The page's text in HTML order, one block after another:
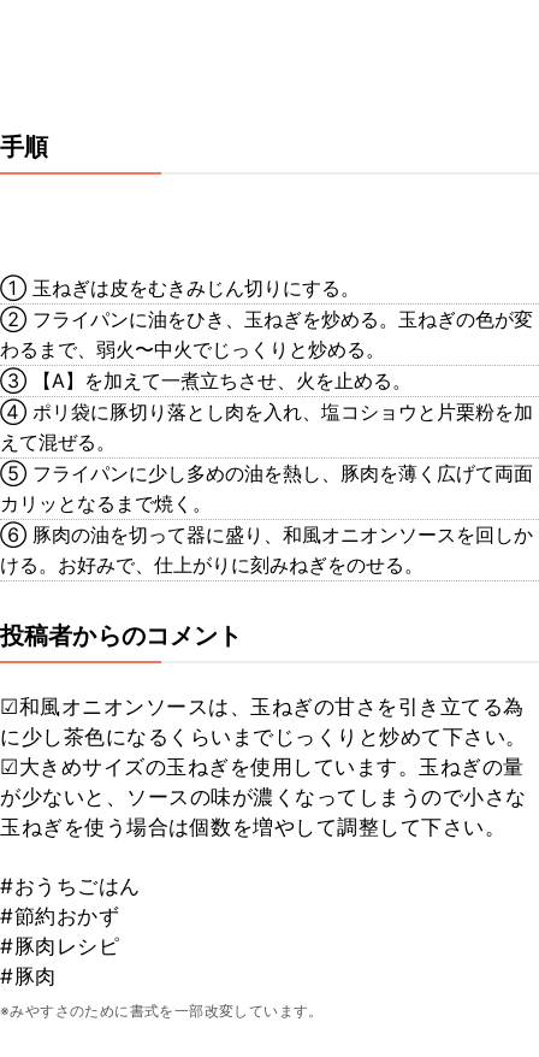
手順
① 玉ねぎは皮をむきみじん切りにする。
② フライパンに油をひき、玉ねぎを炒める。玉ねぎの色が変
わるまで、弱火〜中火でじっくりと炒める。
③ 【A】を加えて一煮立ちさせ、火を止める。
④ ポリ袋に豚切り落とし肉を入れ、塩コショウと片栗粉を加
えて混ぜる。
⑤ フライパンに少し多めの油を熱し、豚肉を薄く広げて両面
カリッとなるまで焼く。
⑥ 豚肉の油を切って器に盛り、和風オニオンソースを回しか
ける。お好みで、仕上がりに刻みねぎをのせる。
投稿者からのコメント
☑︎和風オニオンソースは、玉ねぎの甘さを引き立てる為
に少し茶色になるくらいまでじっくりと炒めて下さい。
☑︎大きめサイズの玉ねぎを使用しています。玉ねぎの量
が少ないと、ソースの味が濃くなってしまうので小さな
玉ねぎを使う場合は個数を増やして調整して下さい。
#おうちごはん
#節約おかず
#豚肉レシピ
#豚肉
※みやすさのために書式を一部改変しています。